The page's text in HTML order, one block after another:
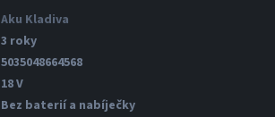
Aku Kladiva
3 roky
5035048664568
18 V
Bez baterií a nabíječky